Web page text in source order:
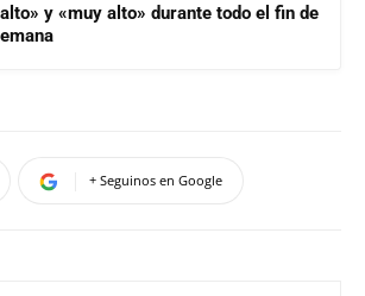
y «muy alto» durante todo el fin de
+ Seguinos en Google